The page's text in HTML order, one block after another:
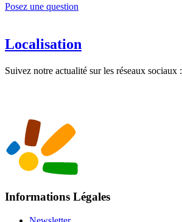
Posez une question
Localisation
Suivez notre actualité sur les réseaux sociaux :
Informations Légales